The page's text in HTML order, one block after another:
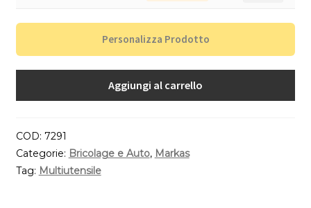
Personalizza Prodotto
Aggiungi al carrello
COD: 7291
Categorie: Bricolage e Auto, Markas
Tag: Multiutensile